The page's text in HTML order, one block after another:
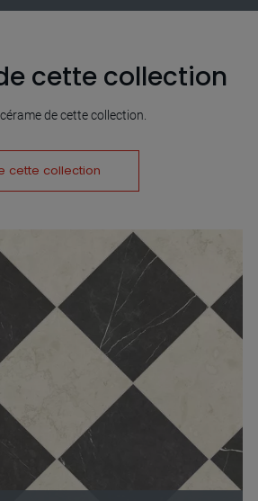
cette collection
de cette collection.
cette collection